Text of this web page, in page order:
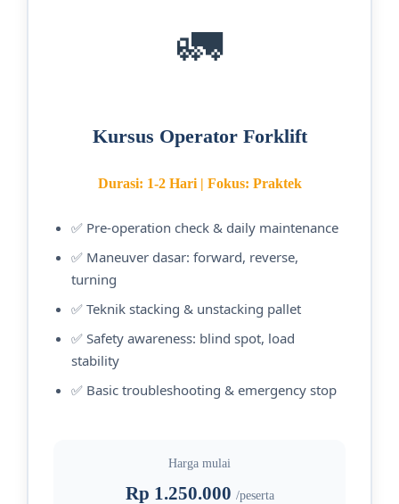
🚛
Kursus Operator Forklift
Durasi: 1-2 Hari | Fokus: Praktek
✅ Pre-operation check & daily maintenance
✅ Maneuver dasar: forward, reverse,
turning
✅ Teknik stacking & unstacking pallet
✅ Safety awareness: blind spot, load
stability
✅ Basic troubleshooting & emergency stop
Harga mulai
Rp 1.250.000 /peserta